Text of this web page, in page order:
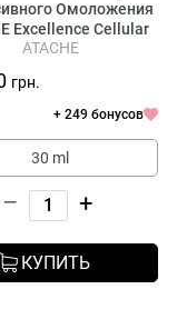
Омоложения
Excellence Cellular
Double Serum
ATACHE
грн.
+ 249 бонусов
30 ml
– +
КУПИТЬ